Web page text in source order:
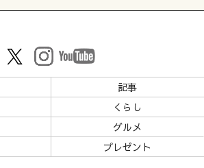
記事
くらし
グルメ
プレゼント